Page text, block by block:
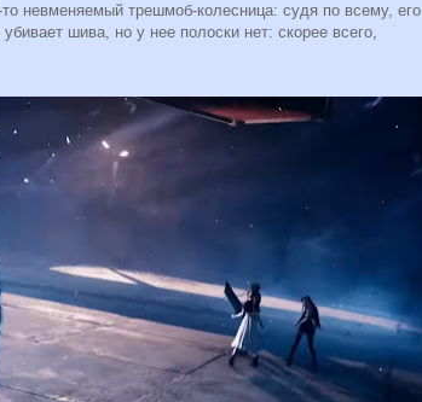
невменяемый трешмоб-колесница: судя по всему, его
шива, но у нее полоски нет: скорее всего,